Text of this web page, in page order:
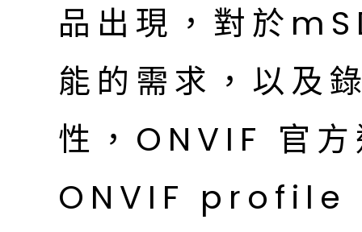
品出現，對於
能的需求，以及
性，ONVIF 官
ONVIF profile